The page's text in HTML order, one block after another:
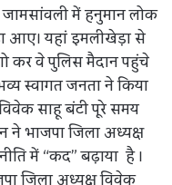
जामसांवली में हनुमान लोक
आए। यहां इमलीखेड़ा से
कर वे पुलिस मैदान पहुंचे
स्वागत जनता ने किया
साहू बंटी पूरे समय
ने भाजपा जिला अध्यक्ष
में “कद” बढ़ाया है ।